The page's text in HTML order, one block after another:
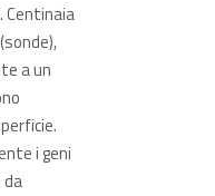
Centinaia
a un
i geni